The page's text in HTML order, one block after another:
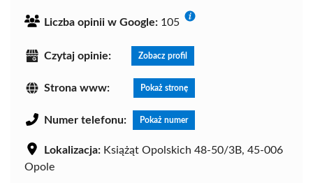
Liczba opinii w Google: 105
Czytaj opinie: Zobacz profil
Strona www: Pokaż stronę
Numer telefonu: Pokaż numer
Lokalizacja: Książąt Opolskich 48-50/3B, 45-006
Opole